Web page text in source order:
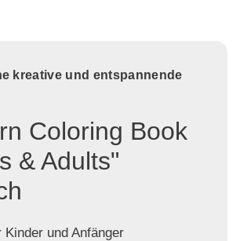
kreative und entspannende
Coloring Book
& Adults"
Kinder und Anfänger